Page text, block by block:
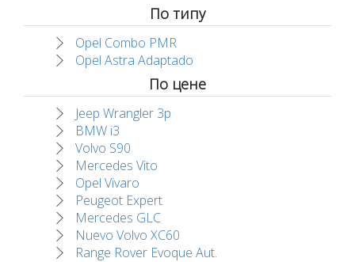
По типу
Opel Combo PMR
Opel Astra Adaptado
По цене
Jeep Wrangler 3p
BMW i3
Volvo S90
Mercedes Vito
Opel Vivaro
Peugeot Expert
Mercedes GLC
Nuevo Volvo XC60
Range Rover Evoque Aut.